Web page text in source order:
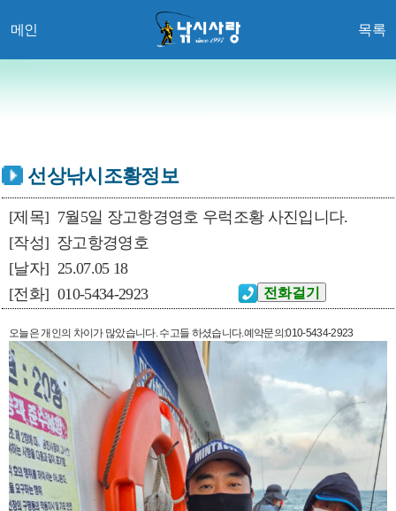
메인 목록
선상낚시조황정보
[제목] 7월5일 장고항경영호 우럭조황 사진입니다.
[작성] 장고항경영호
[날자] 25.07.05 18
[전화] 010-5434-2923
오늘은 개인의 차이가 많았습니다. 수고들 하셨습니다.예약문의:010-5434-2923